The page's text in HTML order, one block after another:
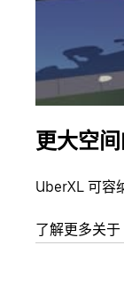
更大空
UberXL 可容
了解更多关